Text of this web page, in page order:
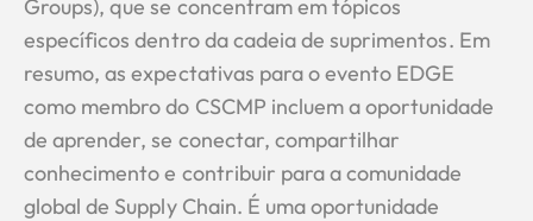
Groups), que se concentram em tópicos
específicos dentro da cadeia de suprimentos. Em
resumo, as expectativas para o evento EDGE
como membro do CSCMP incluem a oportunidade
de aprender, se conectar, compartilhar
conhecimento e contribuir para a comunidade
global de Supply Chain. É uma oportunidade